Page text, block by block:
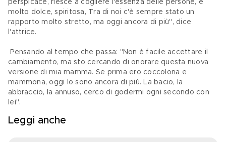
perspicace, riesce a cogliere l'essenza delle persone, è
molto dolce, spiritosa, Tra di noi c'è sempre stato un
rapporto molto stretto, ma oggi ancora di più", dice
l'attrice.
cambiamento, ma sto cercando di onorare questa nuova
versione di mia mamma. Se prima ero coccolona e
mammona, oggi lo sono ancora di più. La bacio, la
abbraccio, la annuso, cerco di godermi ogni secondo con
lei".
Leggi anche